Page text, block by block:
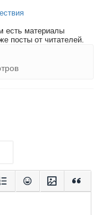
есть материалы
посты от читателей.